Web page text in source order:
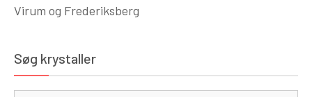
Virum og Frederiksberg
Søg krystaller